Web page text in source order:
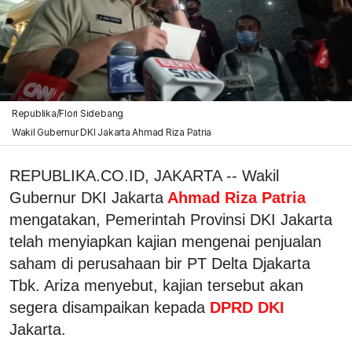
Republika/Flori Sidebang
Wakil Gubernur DKI Jakarta Ahmad Riza Patria
REPUBLIKA.CO.ID, JAKARTA -- Wakil
Gubernur DKI Jakarta Ahmad Riza Patria
mengatakan, Pemerintah Provinsi DKI Jakarta
telah menyiapkan kajian mengenai penjualan
saham di perusahaan bir PT Delta Djakarta
Tbk. Ariza menyebut, kajian tersebut akan
segera disampaikan kepada DPRD DKI
Jakarta.